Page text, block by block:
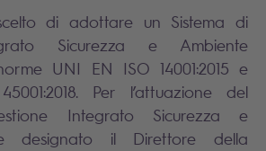
di adottare un Sistema di
Sicurezza e Ambiente
UNI EN ISO 14001:2015 e
Per l’attuazione del
Integrato Sicurezza e
designato il Direttore della